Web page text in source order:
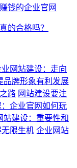
钱的企业官网
的合格吗？
业网站建设：走向
品牌形象有利发展
路 网站建设要注
企业官网如何玩
站建设：重要性和
限生机 企业网站